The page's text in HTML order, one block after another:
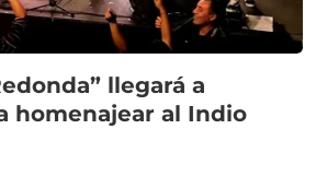
llegará a
homenajear al Indio